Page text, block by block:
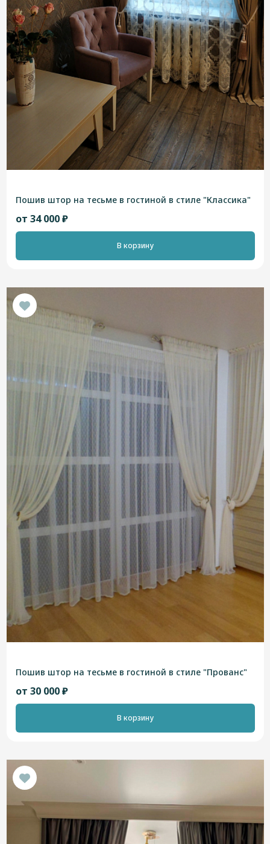
Пошив штор на тесьме в гостиной в стиле "Классика"
от 34 000 ₽
В корзину
Пошив штор на тесьме в гостиной в стиле "Прованс"
от 30 000 ₽
В корзину